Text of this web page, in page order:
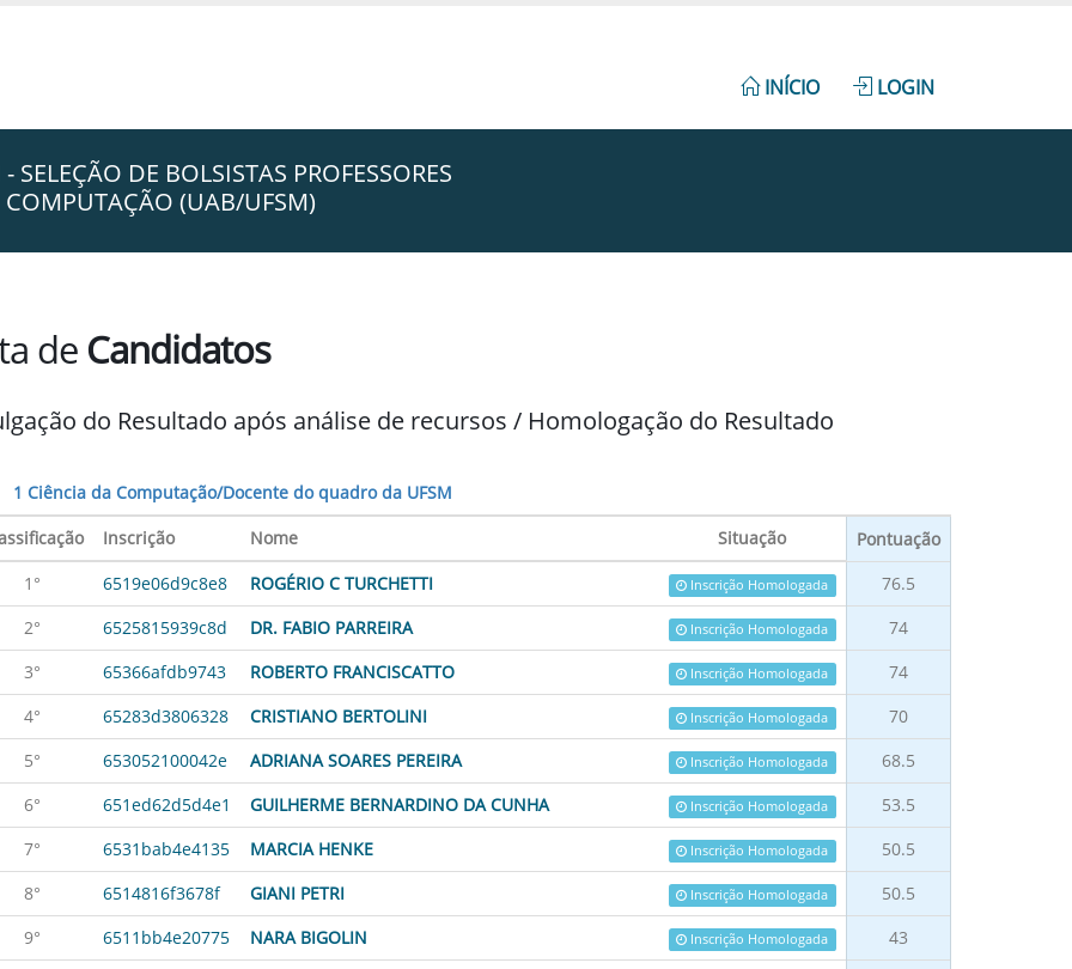
INÍCIO LOGIN
DE BOLSISTAS PROFESSORES
COMPUTAÇÃO (UAB/UFSM)
de Candidatos
do Resultado após análise de recursos / Homologação do Resultado
Ciência da Computação/Docente do quadro da UFSM
Inscrição Nome Situação
Pontuação
1°
6519e06d9c8e8 ROGÉRIO C TURCHETTI Inscrição Homologada
76.5
2°
6525815939c8d DR. FABIO PARREIRA Inscrição Homologada
74
3°
65366afdb9743 ROBERTO FRANCISCATTO Inscrição Homologada
74
4°
65283d3806328 CRISTIANO BERTOLINI Inscrição Homologada
70
5°
653052100042e ADRIANA SOARES PEREIRA Inscrição Homologada
68.5
6°
651ed62d5d4e1 GUILHERME BERNARDINO DA CUNHA Inscrição Homologada
53.5
7°
6531bab4e4135 MARCIA HENKE Inscrição Homologada
50.5
8°
6514816f3678f GIANI PETRI Inscrição Homologada
50.5
9°
6511bb4e20775 NARA BIGOLIN Inscrição Homologada
43